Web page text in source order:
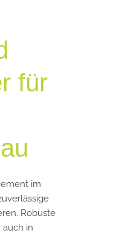
für
im
Robuste
in